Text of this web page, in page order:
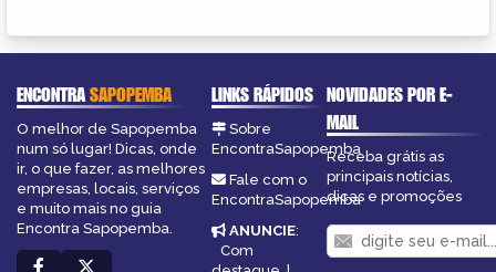
ENCONTRASAPOPEMBA
O melhor de Sapopemba
num só lugar! Dicas, onde
ir, o que fazer, as melhores
empresas, locais, serviços
e muito mais no guia
Encontra Sapopemba.
LINKS RÁPIDOS
Sobre
EncontraSapopemba
Fale com o
EncontraSapopemba
ANUNCIE:
Com
NOVIDADES POR E-
MAIL
Receba grátis as
principais notícias,
dicas e promoções